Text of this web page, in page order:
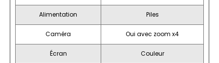
Alimentation Piles
Caméra Oui avec zoom x4
Écran Couleur